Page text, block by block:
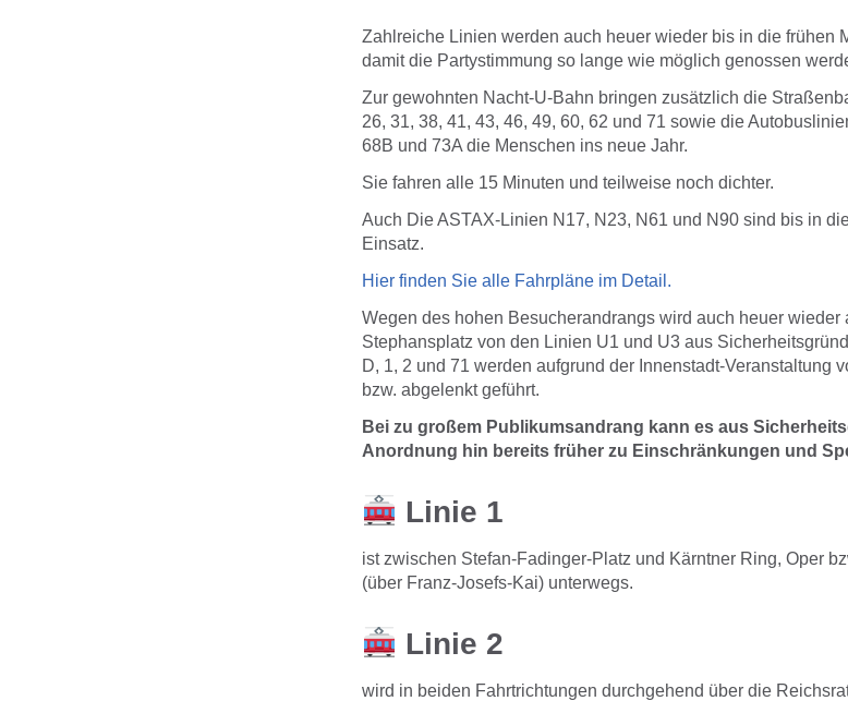
Zahlreiche Linien werden auch heuer wieder bis in die frühen
damit die Partystimmung so lange wie möglich genossen
Zur gewohnten Nacht-U-Bahn bringen zusätzlich die
26, 31, 38, 41, 43, 46, 49, 60, 62 und 71 sowie die
68B und 73A die Menschen ins neue Jahr.
Sie fahren alle 15 Minuten und teilweise noch dichter.
Auch Die ASTAX-Linien N17, N23, N61 und N90 sind bis in
Einsatz.
Hier finden Sie alle Fahrpläne im Detail.
Wegen des hohen Besucherandrangs wird auch heuer wieder
Stephansplatz von den Linien U1 und U3 aus
D, 1, 2 und 71 werden aufgrund der Innenstadt-Veranstaltung
bzw. abgelenkt geführt.
Bei zu großem Publikumsandrang kann es aus
Anordnung hin bereits früher zu Einschränkungen und
Linie 1
ist zwischen Stefan-Fadinger-Platz und Kärntner Ring, Oper
(über Franz-Josefs-Kai) unterwegs.
Linie 2
wird in beiden Fahrtrichtungen durchgehend über die